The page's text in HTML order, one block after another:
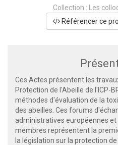
Collection : Les
Référencer ce
Ces Actes présentent les
Protection de l'Abeille de l'ICP-
méthodes d'évaluation de la
des abeilles. Ces forums
administratives européennes
membres représentent la
la législation sur la protection